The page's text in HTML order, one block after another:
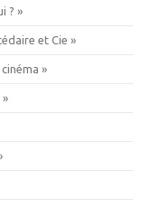
? »
et Cie »
»
»